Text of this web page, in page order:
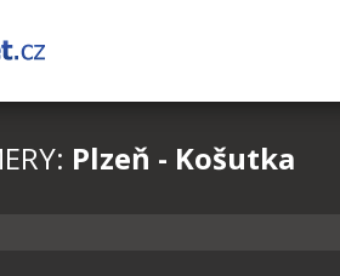
Plzeň - Košutka